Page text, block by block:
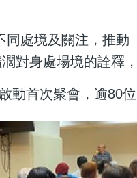
同處境及關注，推
對身處場境的詮釋
動首次聚會，逾80